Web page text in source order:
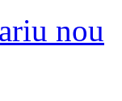
nou